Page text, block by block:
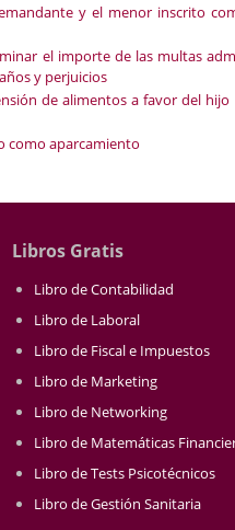
y el menor inscrito
el importe de las multas
y perjuicios
de alimentos a favor del
como aparcamiento
Libros Gratis
Libro de Contabilidad
Libro de Laboral
Libro de Fiscal e Impuestos
Libro de Marketing
Libro de Networking
Libro de Matemáticas
Libro de Tests Psicotécnicos
Libro de Gestión Sanitaria